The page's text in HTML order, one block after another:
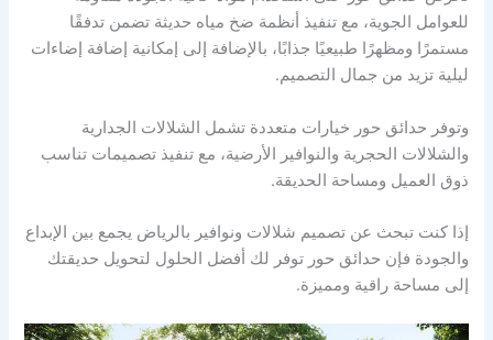
للعوامل الجوية، مع تنفيذ أنظمة ضخ مياه حديثة تضمن تدفقًا
مستمرًا ومظهرًا طبيعيًا جذابًا، بالإضافة إلى إمكانية إضافة إضاءات
ليلية تزيد من جمال التصميم.
وتوفر حدائق حور خيارات متعددة تشمل الشلالات الجدارية
والشلالات الحجرية والنوافير الأرضية، مع تنفيذ تصميمات تناسب
ذوق العميل ومساحة الحديقة.
إذا كنت تبحث عن تصميم شلالات ونوافير بالرياض يجمع بين الإبداع
والجودة فإن حدائق حور توفر لك أفضل الحلول لتحويل حديقتك
إلى مساحة راقية ومميزة.